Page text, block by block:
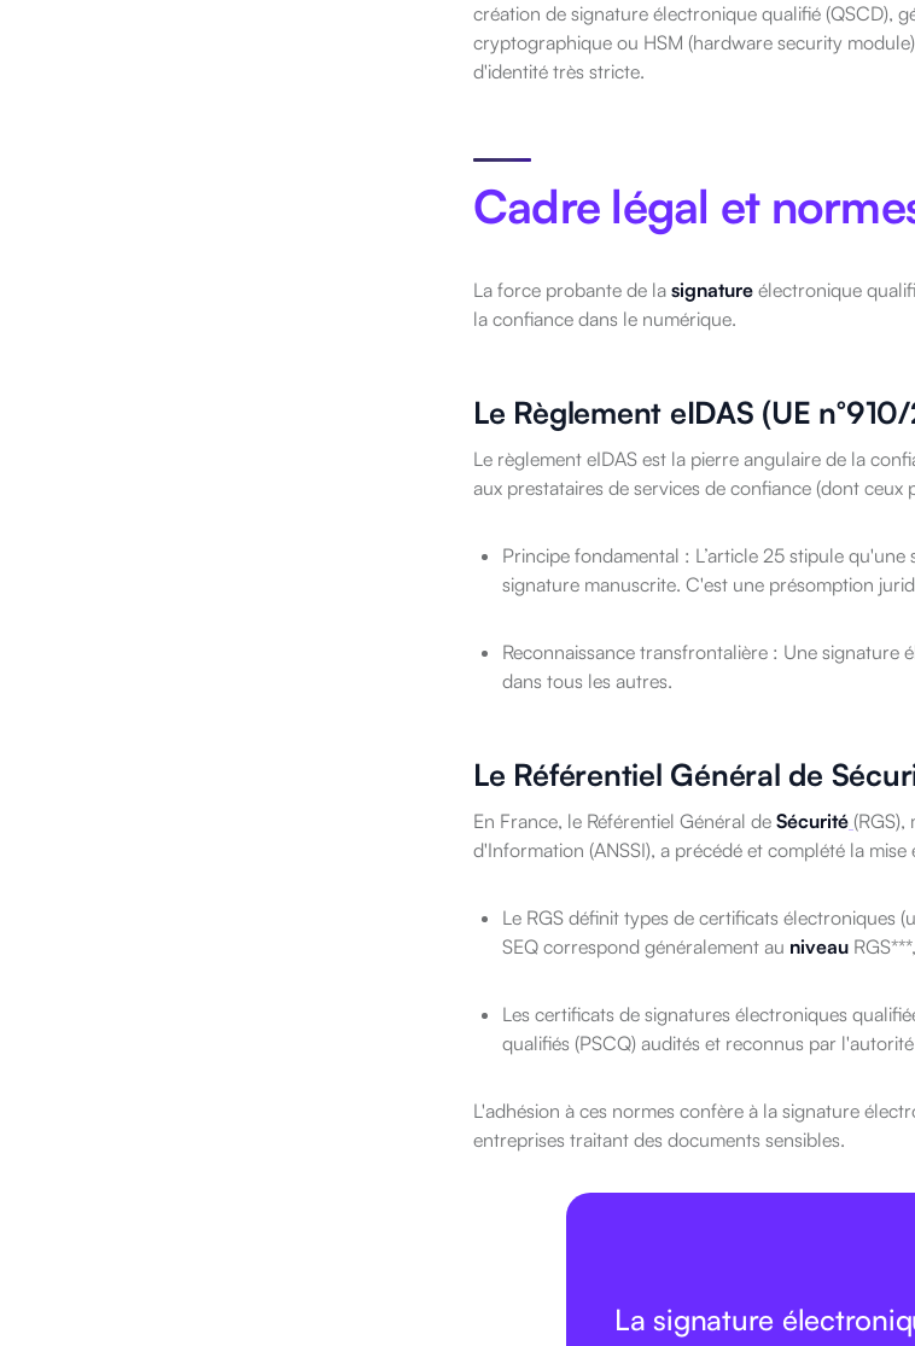
création de signature électronique qualifié (QSCD),
cryptographique ou HSM (hardware security
d'identité très stricte.
Cadre légal et
La force probante de la signature électronique
la confiance dans le numérique.
Le Règlement eIDAS (UE
Le règlement eIDAS est la pierre angulaire de la
aux prestataires de services de confiance (dont ceux
Principe fondamental : L’article 25 stipule
signature manuscrite. C'est une présomption
Reconnaissance transfrontalière : Une
dans tous les autres.
Le Référentiel Général de
En France, le Référentiel Général de Sécurité
d'Information (ANSSI), a précédé et complété la
Le RGS définit types de certificats électroniques
SEQ correspond généralement au niveau
Les certificats de signatures électroniques
qualifiés (PSCQ) audités et reconnus par
L'adhésion à ces normes confère à la signature
entreprises traitant des documents sensibles.
La signature